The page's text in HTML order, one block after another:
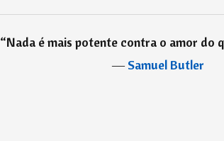
“Nada é mais potente contra o amor do
―Samuel Butler